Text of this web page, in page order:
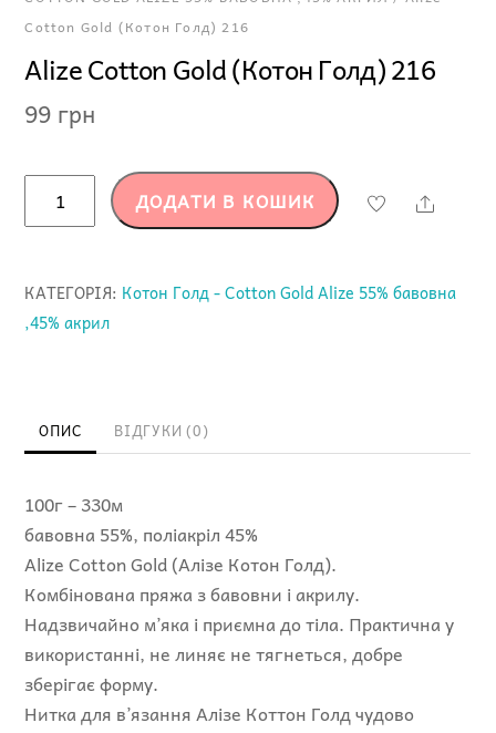
Cotton Gold (Котон Голд) 216
Alize Cotton Gold (Котон Голд) 216
99 грн
Cotton
Голд)
216
ДОДАТИ В КОШИК Share
КАТЕГОРІЯ: Котон Голд - Cotton Gold Alize 55% бавовна
,45% акрил
ОПИС ВІДГУКИ (0)
100г – 330м
бавовна 55%, поліакріл 45%
Alize Cotton Gold (Алізе Котон Голд).
Комбінована пряжа з бавовни і акрилу.
Надзвичайно м’яка і приємна до тіла. Практична у
використанні, не линяє не тягнеться, добре
зберігає форму.
Нитка для в’язання Алізе Коттон Голд чудово